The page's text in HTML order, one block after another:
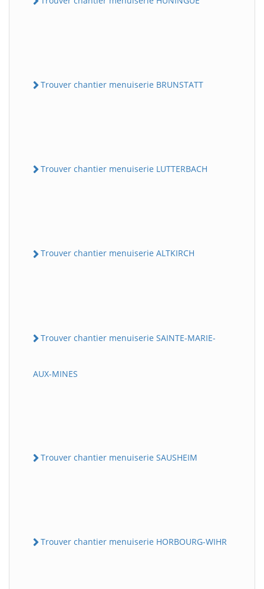
Trouver chantier menuiserie BRUNSTATT
Trouver chantier menuiserie LUTTERBACH
Trouver chantier menuiserie ALTKIRCH
Trouver chantier menuiserie SAINTE-MARIE-
AUX-MINES
Trouver chantier menuiserie SAUSHEIM
Trouver chantier menuiserie HORBOURG-WIHR